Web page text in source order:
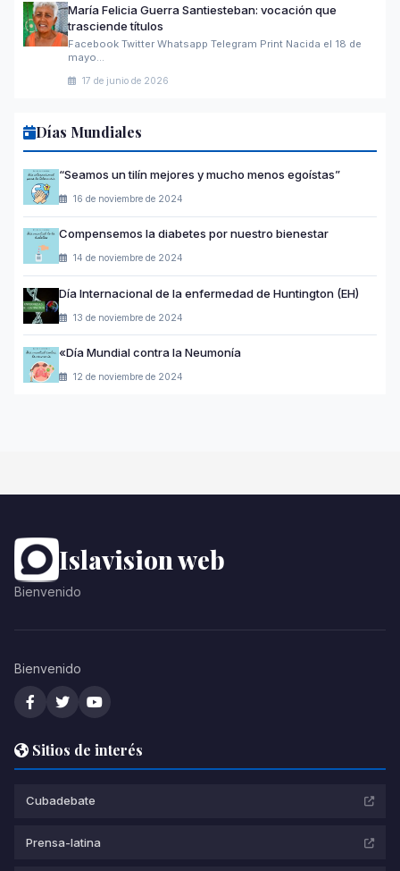
María Felicia Guerra Santiesteban: vocación que
trasciende títulos
Facebook Twitter Whatsapp Telegram Print Nacida el 18 de
mayo…
17 de junio de 2026
Días Mundiales
“Seamos un tilín mejores y mucho menos egoístas”
16 de noviembre de 2024
Compensemos la diabetes por nuestro bienestar
14 de noviembre de 2024
Día Internacional de la enfermedad de Huntington (EH)
13 de noviembre de 2024
«Día Mundial contra la Neumonía
12 de noviembre de 2024
Islavision web
Bienvenido
Bienvenido
Sitios de interés
Cubadebate
Prensa-latina